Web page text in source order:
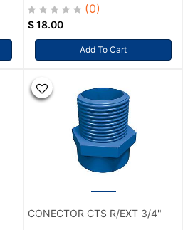
(0)
$18.00
Add To Cart
CONECTOR CTS R/EXT 3/4"